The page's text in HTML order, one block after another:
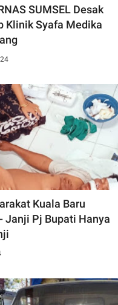
SUMSEL Desak
Klinik Syafa Medika
Kuala Baru
Janji Pj Bupati Hanya